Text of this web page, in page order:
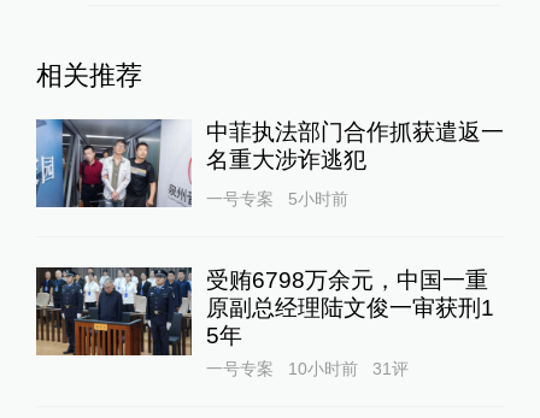
相关推荐
中菲执法部门合作抓获遣返一
名重大涉诈逃犯
一号专案 5小时前
受贿6798万余元，中国一重
原副总经理陆文俊一审获刑1
5年
一号专案 10小时前 31评